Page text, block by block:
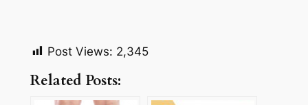
Post Views: 2,345
Related Posts: